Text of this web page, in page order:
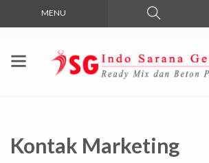
MENU
Kontak Marketing